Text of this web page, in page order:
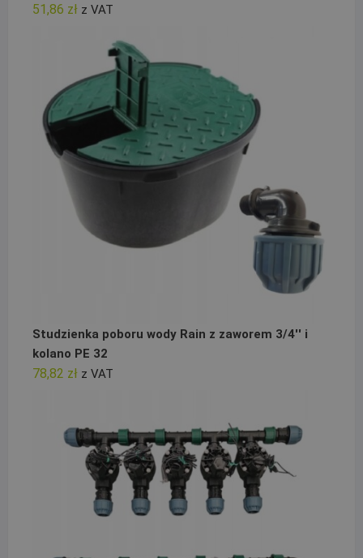
51,86 zł z VAT
Studzienka poboru wody Rain z zaworem 3/4'' i
kolano PE 32
78,82 zł z VAT